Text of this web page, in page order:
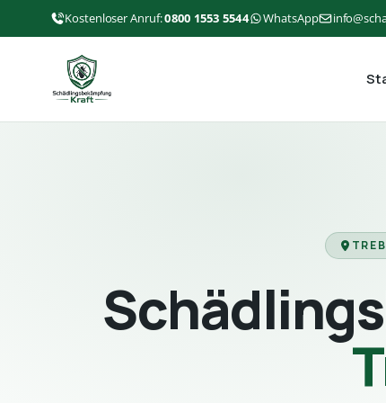
Kostenloser Anruf:0800 1553 5544 WhatsApp